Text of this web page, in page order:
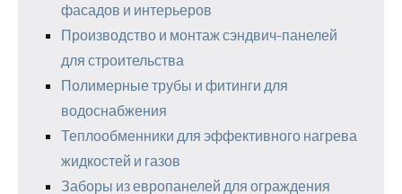
фасадов и интерьеров
Производство и монтаж сэндвич-панелей
для строительства
Полимерные трубы и фитинги для
водоснабжения
Теплообменники для эффективного нагрева
жидкостей и газов
Заборы из европанелей для ограждения